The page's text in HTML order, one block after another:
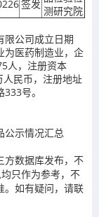
签发
测研究院
限公司成立日期
为医药制造业，企
人，注册资本
民币，注册地址
号。
公示情况汇总
方数据库发布，不
只作为参考，不
。如有疑问，请联